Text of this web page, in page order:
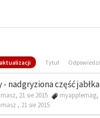
Tytuł Odpowiedzi
- nadgryziona część jabłka
21 sie 2015
myapplemag,
, 21 sie 2015